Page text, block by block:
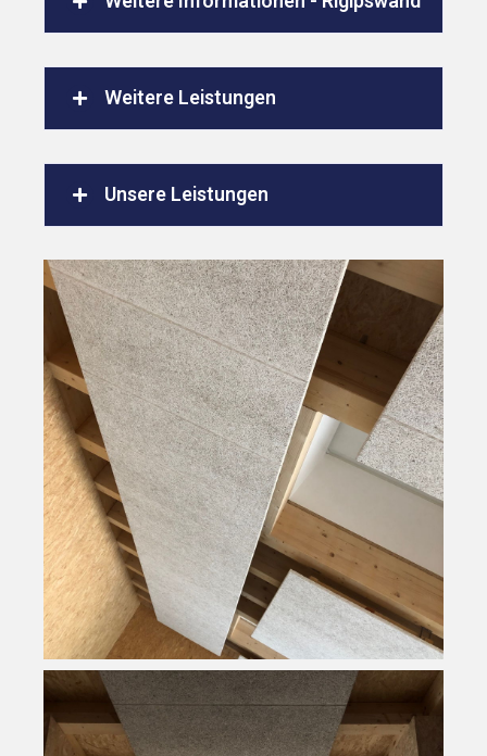
Weitere Leistungen
Unsere Leistungen